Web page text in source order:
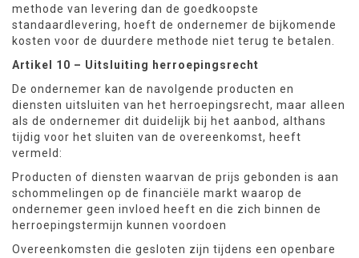
methode van levering dan de goedkoopste
standaardlevering, hoeft de ondernemer de bijkomende
kosten voor de duurdere methode niet terug te betalen.
Artikel 10 – Uitsluiting herroepingsrecht
De ondernemer kan de navolgende producten en
diensten uitsluiten van het herroepingsrecht, maar alleen
als de ondernemer dit duidelijk bij het aanbod, althans
tijdig voor het sluiten van de overeenkomst, heeft
vermeld:
Producten of diensten waarvan de prijs gebonden is aan
schommelingen op de financiële markt waarop de
ondernemer geen invloed heeft en die zich binnen de
herroepingstermijn kunnen voordoen
Overeenkomsten die gesloten zijn tijdens een openbare